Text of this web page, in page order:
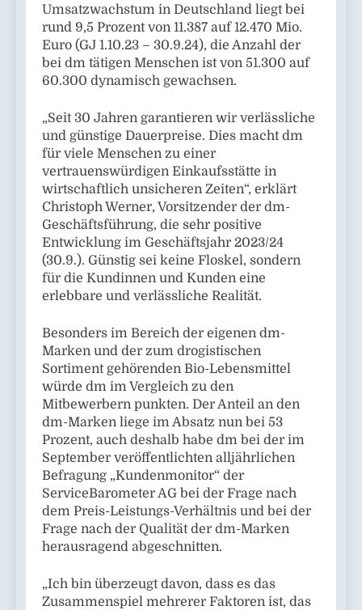
Umsatzwachstum in Deutschland liegt bei
rund 9,5 Prozent von 11.387 auf 12.470 Mio.
Euro (GJ 1.10.23 – 30.9.24), die Anzahl der
bei dm tätigen Menschen ist von 51.300 auf
60.300 dynamisch gewachsen.
„Seit 30 Jahren garantieren wir verlässliche
und günstige Dauerpreise. Dies macht dm
für viele Menschen zu einer
vertrauenswürdigen Einkaufsstätte in
wirtschaftlich unsicheren Zeiten“, erklärt
Christoph Werner, Vorsitzender der dm-
Geschäftsführung, die sehr positive
Entwicklung im Geschäftsjahr 2023/24
(30.9.). Günstig sei keine Floskel, sondern
für die Kundinnen und Kunden eine
erlebbare und verlässliche Realität.
Besonders im Bereich der eigenen dm-
Marken und der zum drogistischen
Sortiment gehörenden Bio-Lebensmittel
würde dm im Vergleich zu den
Mitbewerbern punkten. Der Anteil an den
dm-Marken liege im Absatz nun bei 53
Prozent, auch deshalb habe dm bei der im
September veröffentlichten alljährlichen
Befragung „Kundenmonitor“ der
ServiceBarometer AG bei der Frage nach
dem Preis-Leistungs-Verhältnis und bei der
Frage nach der Qualität der dm-Marken
herausragend abgeschnitten.
„Ich bin überzeugt davon, dass es das
Zusammenspiel mehrerer Faktoren ist, das